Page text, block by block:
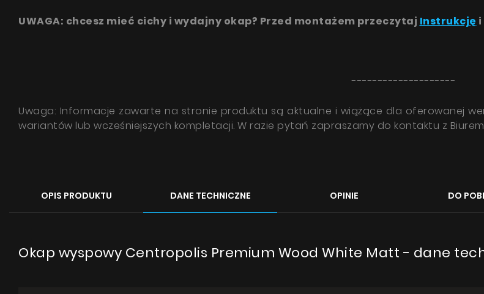
UWAGA: chcesz mieć cichy i wydajny okap? Przed montażem przeczytaj Instrukcję i
--------------------
Uwaga: Informacje zawarte na stronie produktu są aktualne i wiążące dla oferowanej
wariantów lub wcześniejszych kompletacji. W razie pytań zapraszamy do kontaktu z
OPIS PRODUKTU DANE TECHNICZNE OPINIE DO
Okap wyspowy Centropolis Premium Wood White Matt - dane